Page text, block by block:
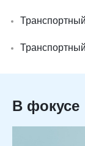
В фокусе